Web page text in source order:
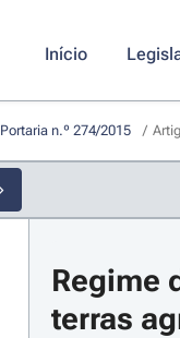
Início
Portaria n.º 274/2015 /
Regime
terras